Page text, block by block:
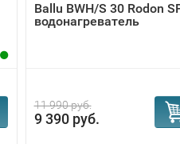
Ballu BWH/S 30 Rodon
водонагреватель
11 990 руб.
9 390 руб.